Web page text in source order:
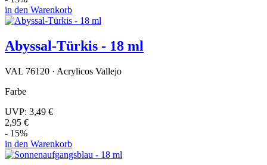
in den Warenkorb
Abyssal-Türkis - 18 ml
VAL 76120 · Acrylicos Vallejo
Farbe
UVP: 3,49 €
2,95 €
- 15%
in den Warenkorb